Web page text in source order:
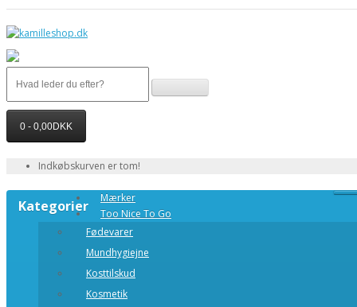
0 - 0,00DKK
Indkøbskurven er tom!
Kategorier
Mærker
Too Nice To Go
Fødevarer
Mundhygiejne
Kosttilskud
Kosmetik